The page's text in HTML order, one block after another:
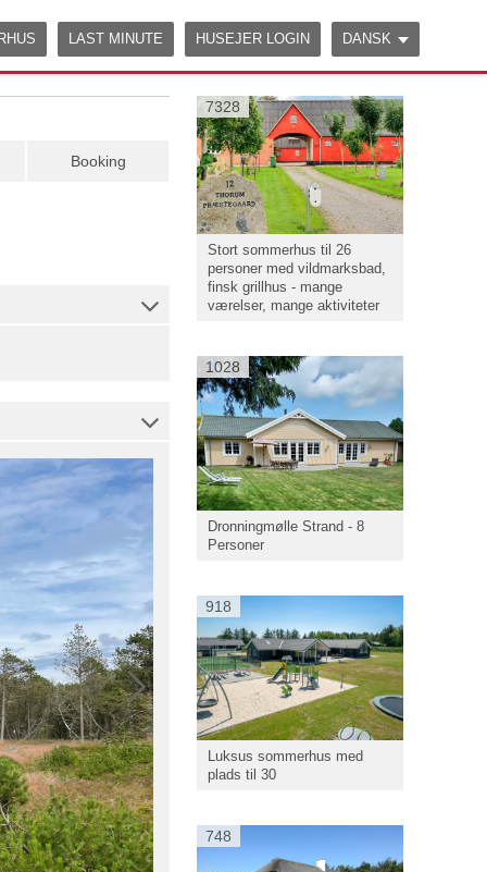
LAST MINUTE HUSEJER LOGIN DANSK
7328
Stort sommerhus til 26
personer med vildmarksbad,
finsk grillhus - mange
værelser, mange aktiviteter
1028
Dronningmølle Strand - 8
Personer
918
Luksus sommerhus med
plads til 30
748
Booking